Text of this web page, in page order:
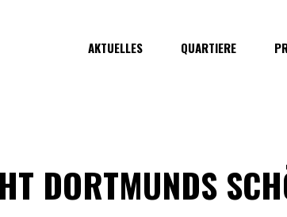
AKTUELLES QUARTIERE
DORTMUNDS